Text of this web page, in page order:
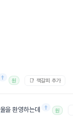
† 원 📑 책갈피 추가
을 환영하는데 † 원